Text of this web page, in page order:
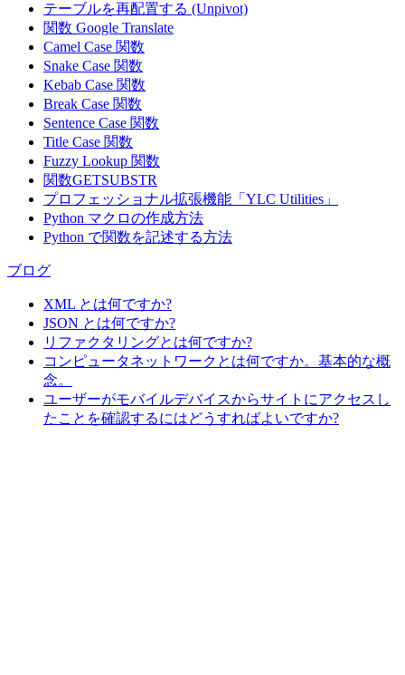
テーブルを再配置する (Unpivot)
関数 Google Translate
Camel Case 関数
Snake Case 関数
Kebab Case 関数
Break Case 関数
Sentence Case 関数
Title Case 関数
Fuzzy Lookup 関数
関数GETSUBSTR
プロフェッショナル拡張機能「YLC Utilities」
Python マクロの作成方法
Python で関数を記述する方法
ブログ
XML とは何ですか?
JSON とは何ですか?
リファクタリングとは何ですか?
コンピュータネットワークとは何ですか。基本的な概
念。
ユーザーがモバイルデバイスからサイトにアクセスし
たことを確認するにはどうすればよいですか?